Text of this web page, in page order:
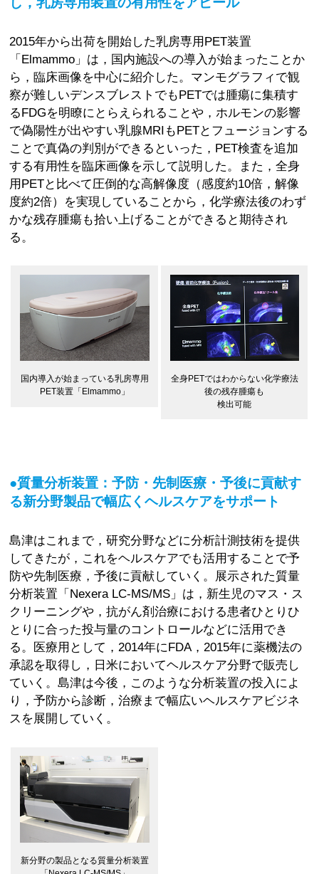
2015年から出荷を開始した乳房専用PET装置
「Elmammo」は，国内施設への導入が始まったことか
ら，臨床画像を中心に紹介した。マンモグラフィで観
察が難しいデンスブレストでもPETでは腫瘍に集積す
るFDGを明瞭にとらえられることや，ホルモンの影響
で偽陽性が出やすい乳腺MRIもPETとフュージョンする
ことで真偽の判別ができるといった，PET検査を追加
する有用性を臨床画像を示して説明した。また，全身
用PETと比べて圧倒的な高解像度（感度約10倍，解像
度約2倍）を実現していることから，化学療法後のわず
かな残存腫瘍も拾い上げることができると期待され
る。
国内導入が始まっている乳房専用
PET装置「Elmammo」
全身PETではわからない化学療法
後の残存腫瘍も
検出可能
●質量分析装置：予防・先制医療・予後に貢献す
る新分野製品で幅広くヘルスケアをサポート
島津はこれまで，研究分野などに分析計測技術を提供
してきたが，これをヘルスケアでも活用することで予
防や先制医療，予後に貢献していく。展示された質量
分析装置「Nexera LC-MS/MS」は，新生児のマス・ス
クリーニングや，抗がん剤治療における患者ひとりひ
とりに合った投与量のコントロールなどに活用でき
る。医療用として，2014年にFDA，2015年に薬機法の
承認を取得し，日米においてヘルスケア分野で販売し
ていく。島津は今後，このような分析装置の投入によ
り，予防から診断，治療まで幅広いヘルスケアビジネ
スを展開していく。
新分野の製品となる質量分析装置